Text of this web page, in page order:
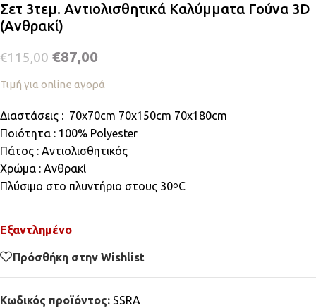
Σετ 3τεμ. Αντιολισθητικά Καλύμματα Γούνα 3D
(Ανθρακί)
€115,00 €87,00
Τιμή για online αγορά
Διαστάσεις : 70x70cm 70x150cm 70x180cm
Ποιότητα : 100% Polyester
Πάτος : Αντιολισθητικός
Χρώμα : Ανθρακί
Πλύσιμο στο πλυντήριο στους 30οC
Εξαντλημένο
Πρόσθήκη στην Wishlist
Κωδικός προϊόντος: SSRA